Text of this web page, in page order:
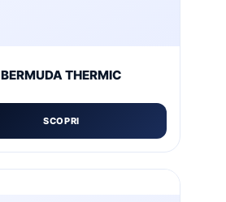
BERMUDA THERMIC
SCOPRI